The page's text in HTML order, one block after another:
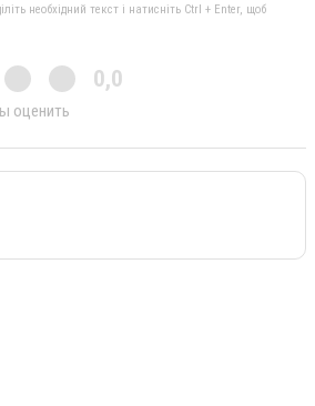
необхідний текст і натисніть Ctrl + Enter, щоб
0,0
оценить